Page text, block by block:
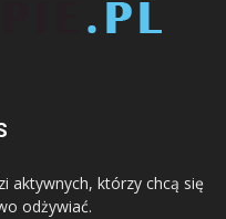
aktywnych, którzy chcą się
odżywiać.